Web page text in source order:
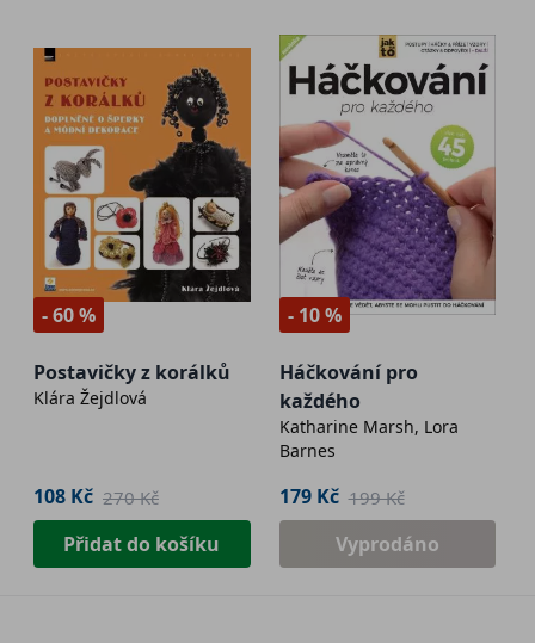
- 60 %
Postavičky z korálků
Klára Žejdlová
108 Kč 270 Kč
Přidat do košíku
- 10 %
Háčkování pro
každého
Katharine Marsh, Lora
Barnes
179 Kč 199 Kč
Vyprodáno